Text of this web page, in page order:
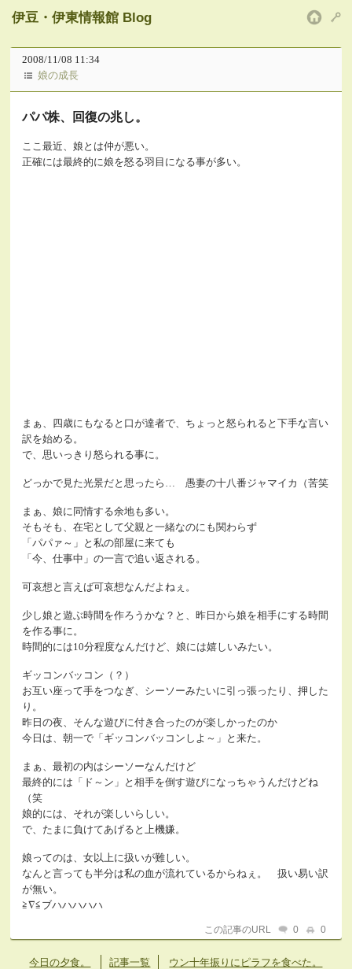
伊豆・伊東情報館 Blog
2008/11/08 11:34
娘の成長
パパ株、回復の兆し。
ここ最近、娘とは仲が悪い。
正確には最終的に娘を怒る羽目になる事が多い。
まぁ、四歳にもなると口が達者で、ちょっと怒られると下手な言い
訳を始める。
で、思いっきり怒られる事に。
どっかで見た光景だと思ったら… 愚妻の十八番ジャマイカ（苦笑
まぁ、娘に同情する余地も多い。
そもそも、在宅として父親と一緒なのにも関わらず
「パパァ～」と私の部屋に来ても
「今、仕事中」の一言で追い返される。
可哀想と言えば可哀想なんだよねぇ。
少し娘と遊ぶ時間を作ろうかな？と、昨日から娘を相手にする時間
を作る事に。
時間的には10分程度なんだけど、娘には嬉しいみたい。
ギッコンバッコン（？）
お互い座って手をつなぎ、シーソーみたいに引っ張ったり、押した
り。
昨日の夜、そんな遊びに付き合ったのが楽しかったのか
今日は、朝一で「ギッコンバッコンしよ～」と来た。
まぁ、最初の内はシーソーなんだけど
最終的には「ド～ン」と相手を倒す遊びになっちゃうんだけどね
（笑
娘的には、それが楽しいらしい。
で、たまに負けてあげると上機嫌。
娘ってのは、女以上に扱いが難しい。
なんと言っても半分は私の血が流れているからねぇ。 扱い易い訳
が無い。
≧∇≦ブハハハハハ
この記事のURL 0 0
今日の夕食。 記事一覧 ウン十年振りにピラフを食べた。